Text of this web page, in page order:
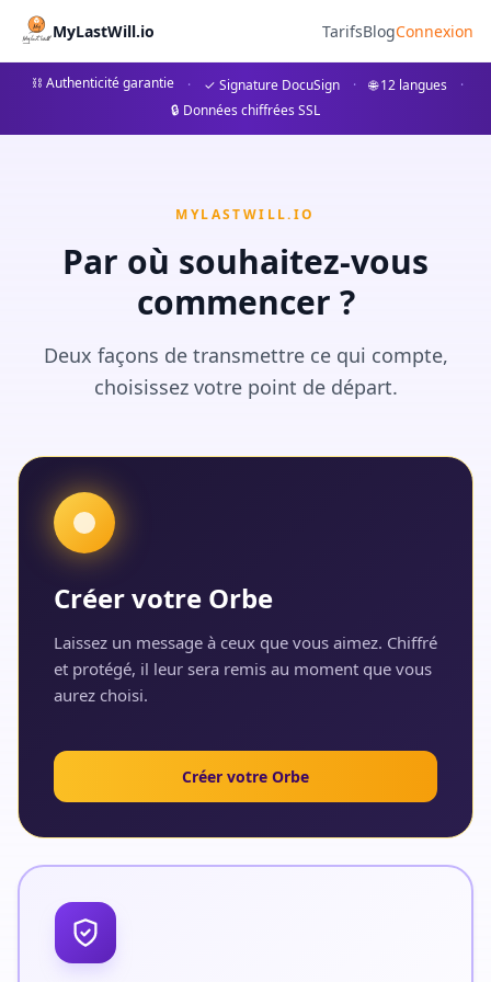
MyLastWill.io TarifsBlogConnexion
⛓ Authenticité garantie · ✓ Signature DocuSign · 🌐 12 langues
·
🔒 Données chiffrées SSL
MYLASTWILL.IO
Par où souhaitez-vous
commencer ?
Deux façons de transmettre ce qui compte,
choisissez votre point de départ.
Créer votre Orbe
Laissez un message à ceux que vous aimez. Chiffré
et protégé, il leur sera remis au moment que vous
aurez choisi.
Créer votre Orbe
Erbfolge ohne Kinder: Was
Erfahren Sie alles über die gesetzliche Erbfolge